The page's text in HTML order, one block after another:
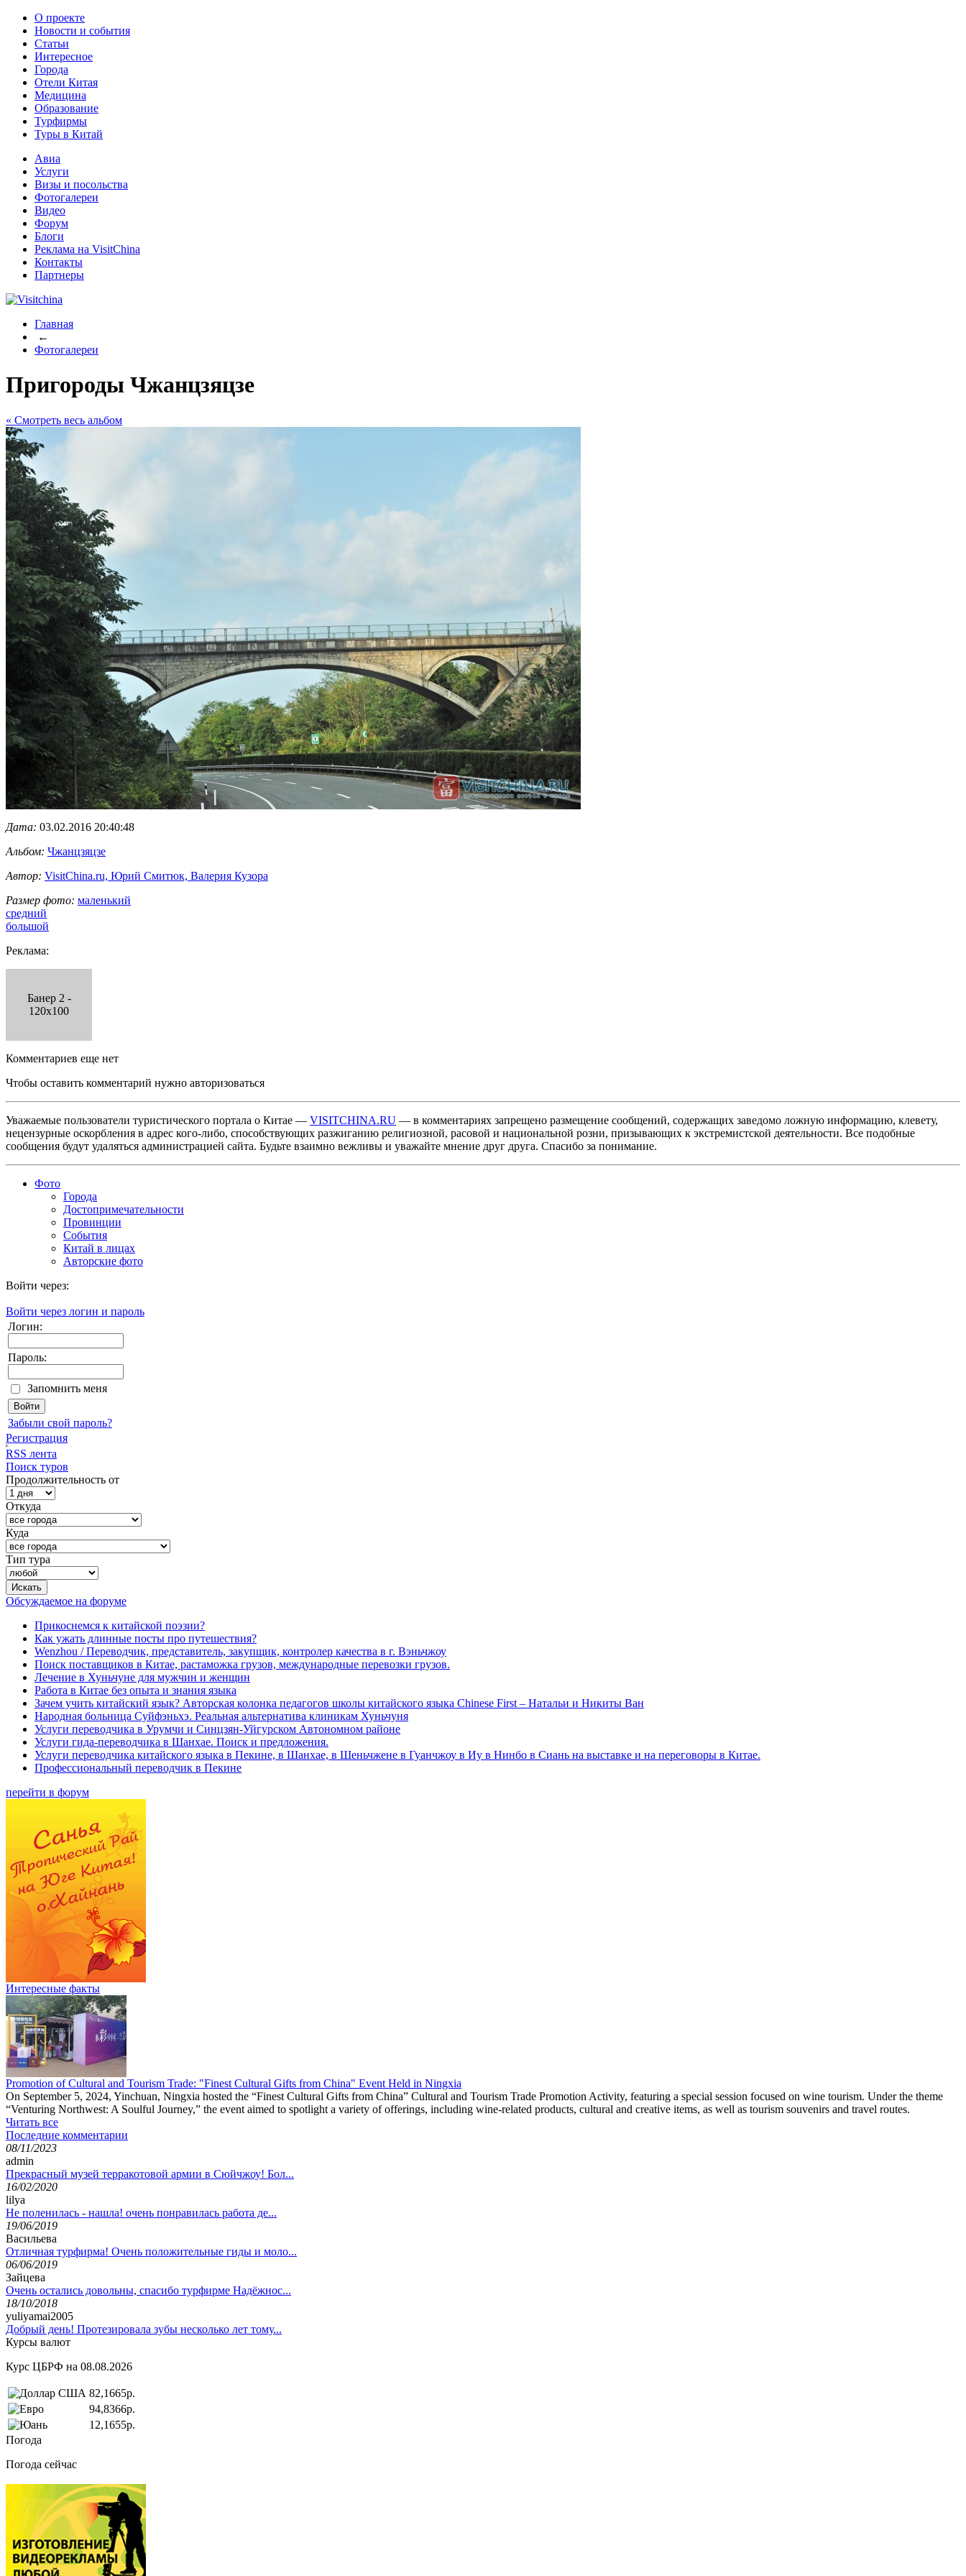
О проекте
Новости и события
Статьи
Интересное
Города
Отели Китая
Медицина
Образование
Турфирмы
Туры в Китай
Авиа
Услуги
Визы и посольства
Фотогалереи
Видео
Форум
Блоги
Реклама на VisitChina
Контакты
Партнеры
Главная
←
Фотогалереи
Пригороды Чжанцзяцзе
« Cмотреть весь альбом
Дата: 03.02.2016 20:40:48
Альбом: Чжанцзяцзе
Автор: VisitChina.ru, Юрий Смитюк, Валерия Кузора
Размер фото: маленький
средний
большой
Реклама:
Банер 2 -
120x100
Комментариев еще нет
Чтобы оставить комментарий нужно авторизоваться
Уважаемые пользователи туристического портала о Китае — VISITCHINA.RU — в комментариях запрещено размещение сообщений, содержащих заведомо ложную информацию, клевету,
нецензурные оскорбления в адрес кого-либо, способствующих разжиганию религиозной, расовой и национальной розни, призывающих к экстремистской деятельности. Все подобные
сообщения будут удаляться администрацией сайта. Будьте взаимно вежливы и уважайте мнение друг друга. Спасибо за понимание.
Фото
Города
Достопримечательности
Провинции
События
Китай в лицах
Авторские фото
Войти через:
Войти через логин и пароль
Логин:
Пароль:
Запомнить меня
Забыли свой пароль?
Регистрация
RSS лента
Поиск туров
Продолжительность от
Откуда
Куда
Тип тура
Обсуждаемое на форуме
Прикоснемся к китайской поэзии?
Как ужать длинные посты про путешествия?
Wenzhou / Переводчик, представитель, закупщик, контролер качества в г. Вэньчжоу
Поиск поставщиков в Китае, растаможка грузов, международные перевозки грузов.
Лечение в Хуньчуне для мужчин и женщин
Работа в Китае без опыта и знания языка
Зачем учить китайский язык? Авторская колонка педагогов школы китайского языка Chinese First – Натальи и Никиты Ван
Народная больница Суйфэньхэ. Реальная альтернатива клиникам Хуньчуня
Услуги переводчика в Урумчи и Синцзян-Уйгурском Автономном районе
Услуги гида-переводчика в Шанхае. Поиск и предложения.
Услуги переводчика китайского языка в Пекине, в Шанхае, в Шеньчжене в Гуанчжоу в Иу в Нинбо в Сиань на выставке и на переговоры в Китае.
Профессиональный переводчик в Пекине
перейти в форум
Интересные факты
Promotion of Cultural and Tourism Trade: "Finest Cultural Gifts from China" Event Held in Ningxia
On September 5, 2024, Yinchuan, Ningxia hosted the “Finest Cultural Gifts from China” Cultural and Tourism Trade Promotion Activity, featuring a special session focused on wine tourism. Under the theme
“Venturing Northwest: A Soulful Journey,” the event aimed to spotlight a variety of offerings, including wine-related products, cultural and creative items, as well as tourism souvenirs and travel routes.
Читать все
Последние комментарии
08/11/2023
admin
Прекрасный музей терракотовой армии в Сюйчжоу! Бол...
16/02/2020
lilya
Не поленилась - нашла! очень понравилась работа де...
19/06/2019
Васильева
Отличная турфирма! Очень положительные гиды и моло...
06/06/2019
Зайцева
Очень остались довольны, спасибо турфирме Надёжнос...
18/10/2018
yuliyamai2005
Добрый день! Протезировала зубы несколько лет тому...
Курсы валют
Курс ЦБРФ на 08.08.2026
82,1665р.
94,8366р.
12,1655р.
Погода
Погода сейчас